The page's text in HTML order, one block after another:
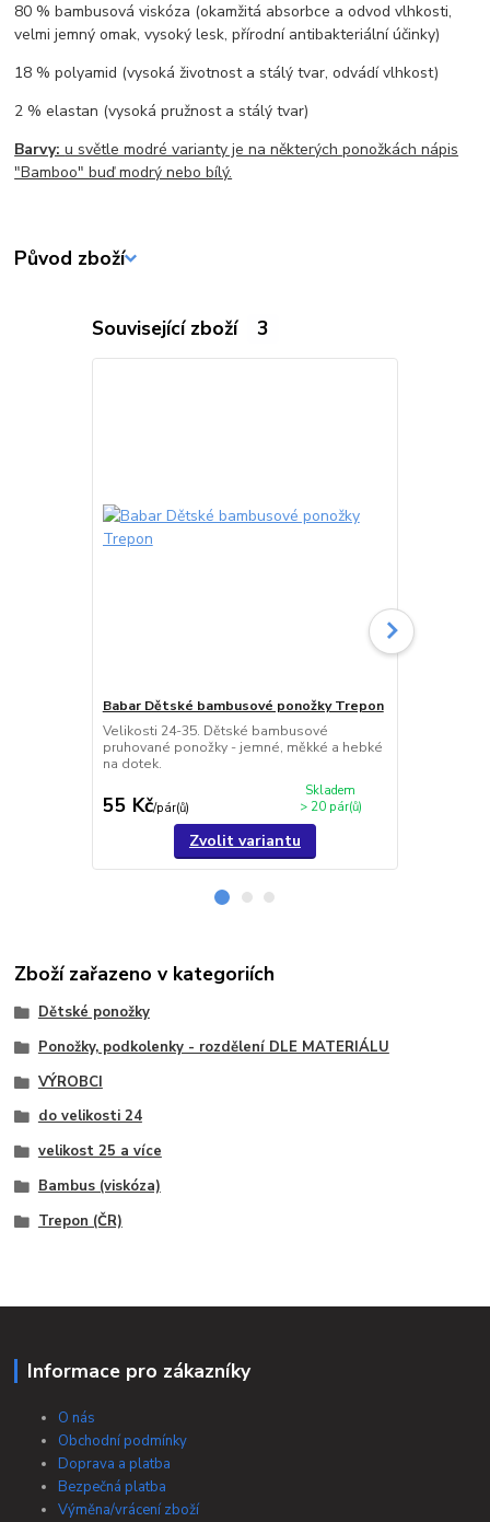
80 % bambusová viskóza (okamžitá absorbce a odvod vlhkosti,
velmi jemný omak, vysoký lesk, přírodní antibakteriální účinky)
18 % polyamid (vysoká životnost a stálý tvar, odvádí vlhkost)
2 % elastan (vysoká pružnost a stálý tvar)
Barvy:u světle modré varianty je na některých ponožkách nápis
"Bamboo" buď modrý nebo bílý.
Původ zboží
Související zboží 3
Babar Dětské bambusové ponožky Trepon
Velikosti 24-35. Dětské bambusové
pruhované ponožky - jemné, měkké a hebké
na dotek.
55 Kč/pár(ů)
Skladem
> 20 pár(ů)
Zvolit variantu
Zboží zařazeno v kategoriích
Dětské ponožky
Ponožky, podkolenky - rozdělení DLE MATERIÁLU
VÝROBCI
do velikosti 24
velikost 25 a více
Bambus (viskóza)
Trepon (ČR)
Informace pro zákazníky
O nás
Obchodní podmínky
Doprava a platba
Bezpečná platba
Výměna/vrácení zboží